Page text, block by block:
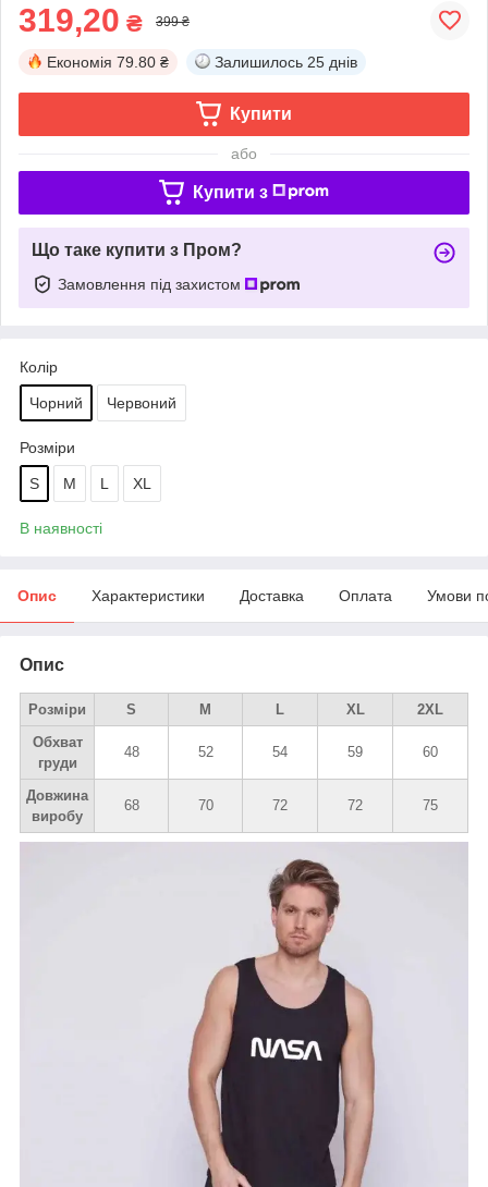
319,20 ₴ 399 ₴
Економія 79.80 ₴ Залишилось 25 днів
Купити
або
Купити з
Що таке купити з Пром?
Замовлення під захистом
Колір
Чорний Червоний
Розміри
S M L XL
В наявності
Опис Характеристики Доставка Оплата Умови
Опис
Розміри S M L XL
2XL
Обхват
груди
48 52 54 59 60
Довжина
виробу
68 70 72 72 75